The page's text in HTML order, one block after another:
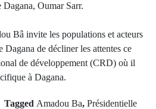
Oumar Sarr.
Bâ invite les populations et acteurs
Dagana de décliner les attentes ce
de développement (CRD) où il
à Dagana.
Tagged Amadou Ba, Présidentielle